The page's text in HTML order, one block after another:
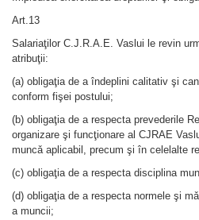
Art.13
Salariaţilor C.J.R.A.E. Vaslui le revin
atribuţii:
(a) obligaţia de a îndeplini calitativ şi
conform fişei postului;
(b) obligaţia de a respecta prevederile
organizare şi funcţionare al CJRAE
muncǎ aplicabil, precum şi în celelalte
(c) obligaţia de a respecta disciplina
(d) obligaţia de a respecta normele şi
a muncii;